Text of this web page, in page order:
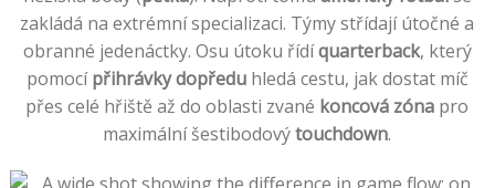
zakládá na extrémní specializaci. Týmy střídají útočné a
obranné jedenáctky. Osu útoku řídíquarterback, který
pomocípřihrávky dopředuhledá cestu, jak dostat míč
přes celé hřiště až do oblasti zvané koncová zóna pro
maximální šestibodovýtouchdown.